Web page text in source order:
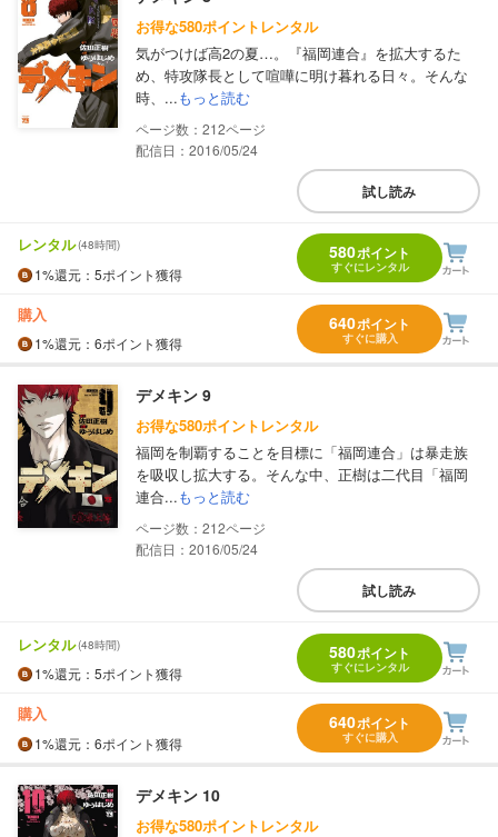
お得な580ポイントレンタル
気がつけば高2の夏…。『福岡連合』を拡大するた
め、特攻隊長として喧嘩に明け暮れる日々。そんな
時、...もっと読む
212
配信日：2016/05/24
試し読み
レンタル(48時間)
1%還元 ：5ポイント獲得
580ポイント
すぐにレンタル
購入
1%還元 ：6ポイント獲得
640ポイント
すぐに購入
デメキン 9
お得な580ポイントレンタル
福岡を制覇することを目標に「福岡連合」は暴走族
を吸収し拡大する。そんな中、正樹は二代目「福岡
連合...もっと読む
212
配信日：2016/05/24
試し読み
レンタル(48時間)
1%還元 ：5ポイント獲得
580ポイント
すぐにレンタル
購入
1%還元 ：6ポイント獲得
640ポイント
すぐに購入
デメキン 10
お得な580ポイントレンタル